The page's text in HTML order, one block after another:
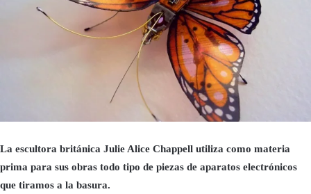
La escultora británica Julie Alice Chappell utiliza como materia
prima para sus obras todo tipo de piezas de aparatos electrónicos
que tiramos a la basura.